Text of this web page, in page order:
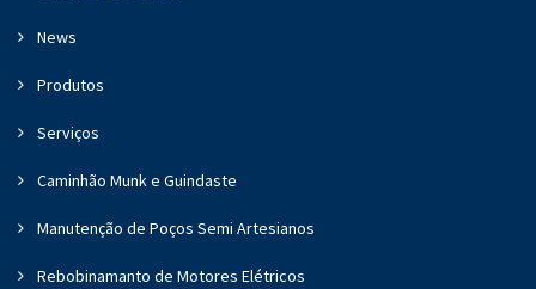
News
Produtos
Serviços
Caminhão Munk e Guindaste
Manutenção de Poços Semi Artesianos
Rebobinamanto de Motores Elétricos